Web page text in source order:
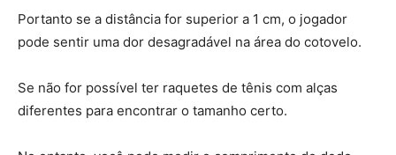
Portanto se a distância for superior a 1 cm, o jogador
pode sentir uma dor desagradável na área do cotovelo.
Se não for possível ter raquetes de tênis com alças
diferentes para encontrar o tamanho certo.